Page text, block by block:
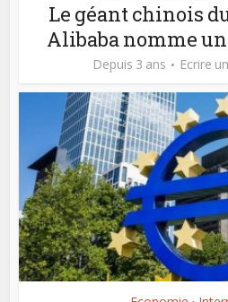
Le géant chinois
Alibaba nomme un
Depuis 3 ans Ecrire